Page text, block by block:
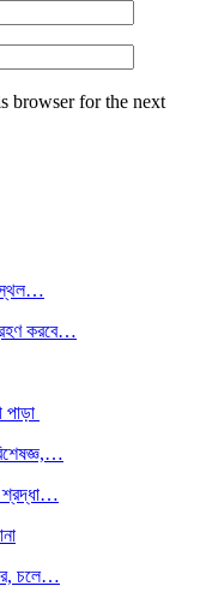
browser for the next
করবে…
শ্রদ্ধা…
চলে…